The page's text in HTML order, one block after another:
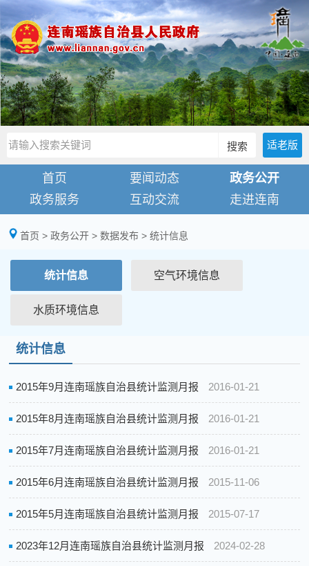
搜索 适老版
首页 要闻动态
政务公开
政务服务
互动交流 走进连南
首页 >政务公开 >数据发布 >统计信息
统计信息 空气环境信息
水质环境信息
统计信息
2015年9月连南瑶族自治县统计监测月报 2016-01-21
2015年8月连南瑶族自治县统计监测月报 2016-01-21
2015年7月连南瑶族自治县统计监测月报 2016-01-21
2015年6月连南瑶族自治县统计监测月报 2015-11-06
2015年5月连南瑶族自治县统计监测月报 2015-07-17
2023年12月连南瑶族自治县统计监测月报 2024-02-28